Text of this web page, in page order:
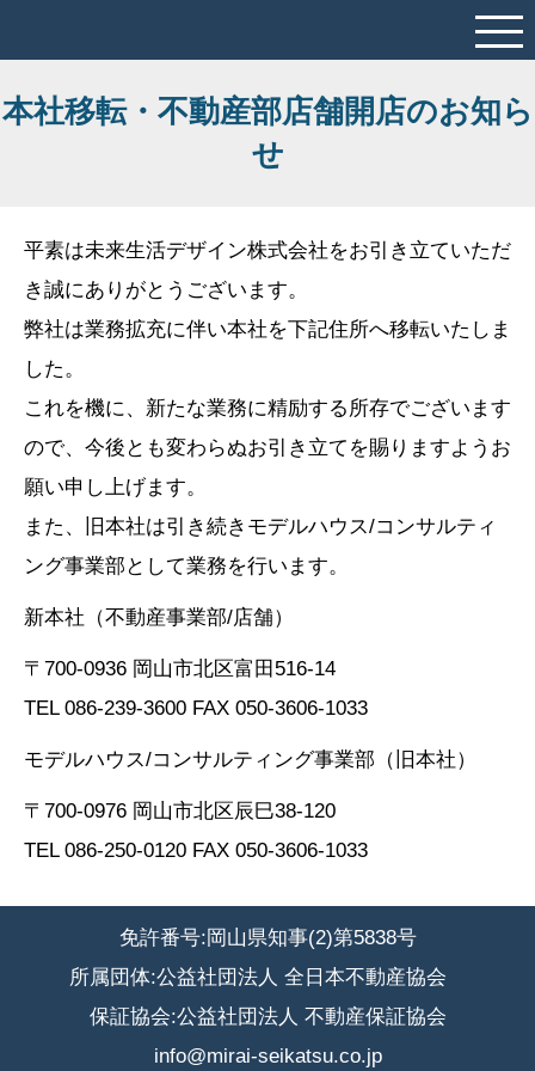
本社移転・不動産部店舗開店のお知ら
せ
平素は未来生活デザイン株式会社をお引き立ていただ
き誠にありがとうございます。
弊社は業務拡充に伴い本社を下記住所へ移転いたしま
した。
これを機に、新たな業務に精励する所存でございます
ので、今後とも変わらぬお引き立てを賜りますようお
願い申し上げます。
また、旧本社は引き続きモデルハウス/コンサルティ
ング事業部として業務を行います。
新本社（不動産事業部/店舗）
〒700-0936 岡山市北区富田516-14
TEL 086-239-3600 FAX 050-3606-1033
モデルハウス/コンサルティング事業部（旧本社）
〒700-0976 岡山市北区辰巳38-120
TEL 086-250-0120 FAX 050-3606-1033
免許番号:岡山県知事(2)第5838号
所属団体:公益社団法人 全日本不動産協会
保証協会:公益社団法人 不動産保証協会
info@mirai-seikatsu.co.jp